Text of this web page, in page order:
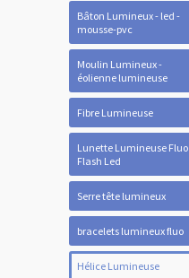
Bâton Lumineux - led -
mousse-pvc
Moulin Lumineux -
éolienne lumineuse
Fibre Lumineuse
Lunette Lumineuse Fluo
Flash Led
Serre tête lumineux
bracelets lumineux fluo
Hélice Lumineuse